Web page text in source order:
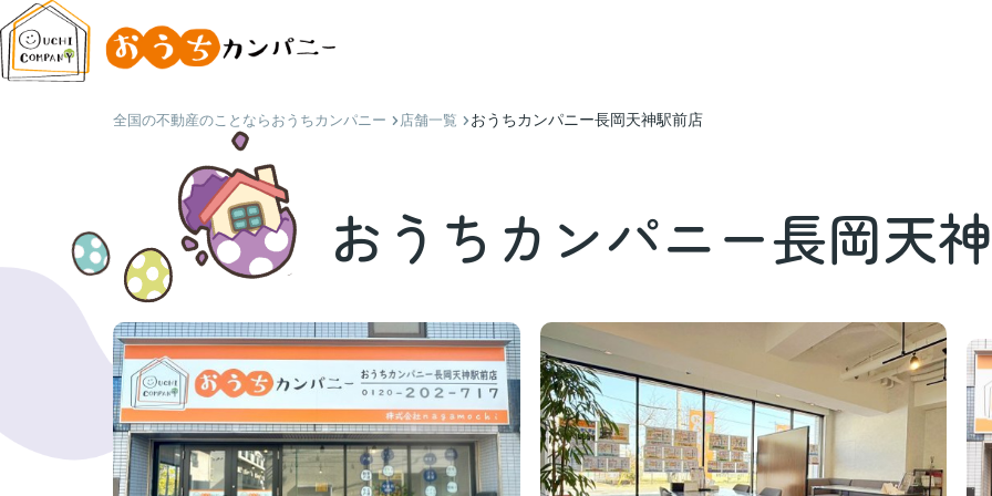
全国の不動産のことならおうちカンパニー 店舗一覧 おうちカンパニー長岡天神駅前店
おうちカンパニー長岡天